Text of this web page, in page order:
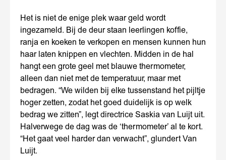
Het is niet de enige plek waar geld wordt
ingezameld. Bij de deur staan leerlingen koffie,
ranja en koeken te verkopen en mensen kunnen hun
haar laten knippen en vlechten. Midden in de hal
hangt een grote geel met blauwe thermometer,
alleen dan niet met de temperatuur, maar met
bedragen. “We wilden bij elke tussenstand het pijltje
hoger zetten, zodat het goed duidelijk is op welk
bedrag we zitten”, legt directrice Saskia van Luijt uit.
Halverwege de dag was de ‘thermometer’ al te kort.
“Het gaat veel harder dan verwacht”, glundert Van
Luijt.